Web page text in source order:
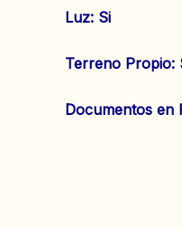
‌Luz: Si
‌Terreno Propio:
‌Documentos en